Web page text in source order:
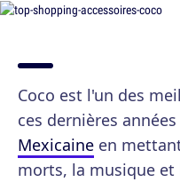
Coco est l'un des
ces dernières
Mexicaine en
morts, la musique